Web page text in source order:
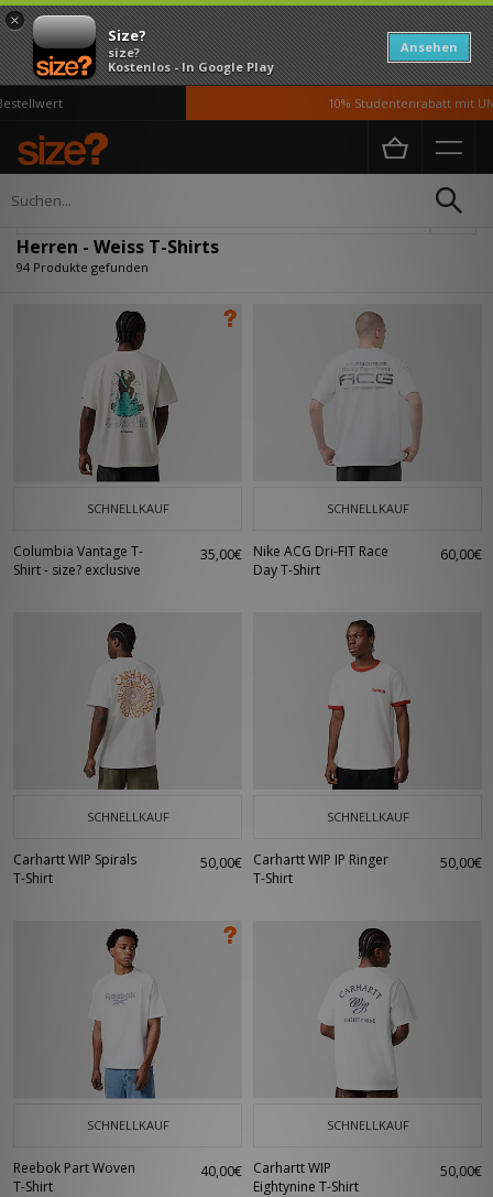
×
Size?
size?
Kostenlos - In Google Play
Ansehen
10% Studentenrabatt mit
Home Herren
Herren - Weiss T-Shirts
94 Produkte gefunden
SCHNELLKAUF
Columbia Vantage T-
Shirt - size? exclusive
35,00€
SCHNELLKAUF
Nike ACG Dri-FIT Race
Day T-Shirt
60,00€
SCHNELLKAUF
Carhartt WIP Spirals
T-Shirt
50,00€
SCHNELLKAUF
Carhartt WIP IP Ringer
T-Shirt
50,00€
SCHNELLKAUF
Reebok Part Woven
T-Shirt
40,00€
SCHNELLKAUF
Carhartt WIP
Eightynine T-Shirt
50,00€